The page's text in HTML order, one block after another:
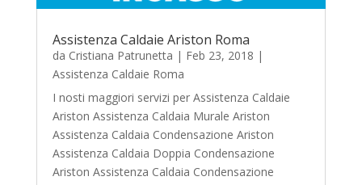
Assistenza Caldaie Ariston Roma
da Cristiana Patrunetta | Feb 23, 2018 |
Assistenza Caldaie Roma
I nosti maggiori servizi per Assistenza Caldaie
Ariston Assistenza Caldaia Murale Ariston
Assistenza Caldaia Condensazione Ariston
Assistenza Caldaia Doppia Condensazione
Ariston Assistenza Caldaia Condensazione